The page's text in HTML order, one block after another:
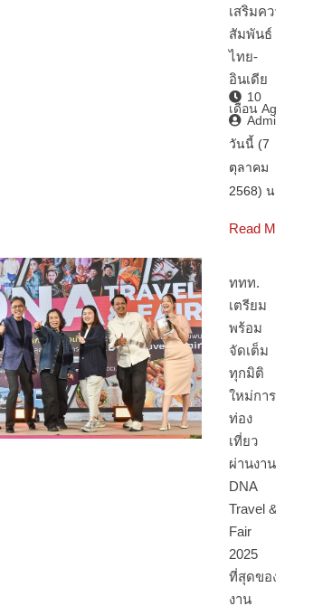
เสริมความ
สัมพันธ์
ไทย-
อินเดีย
10
เดือน Ago
Admin2
วันนี้ (7
ตุลาคม
2568) นา…
Read More
ททท.
เตรียม
พร้อม
จัดเต็ม
ทุกมิติ
ใหม่การ
ท่อง
เที่ยว
ผ่านงาน
DNA
Travel &
Fair
2025
ที่สุดของ
งาน